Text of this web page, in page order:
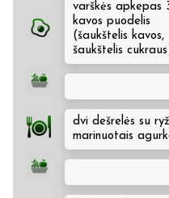
varškės apkepas
kavos puodelis
(šaukštelis kavos,
šaukštelis
dvi dešrelės su
marinuotais